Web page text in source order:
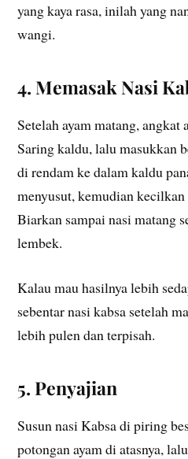
yang kaya rasa, inilah yang
wangi.
4. Memasak Nasi
Setelah ayam matang, angkat
Saring kaldu, lalu masukkan
di rendam ke dalam kaldu
menyusut, kemudian
Biarkan sampai nasi matang
lembek.
Kalau mau hasilnya lebih
sebentar nasi kabsa setelah
lebih pulen dan terpisah.
5. Penyajian
Susun nasi Kabsa di piring
potongan ayam di atasnya,